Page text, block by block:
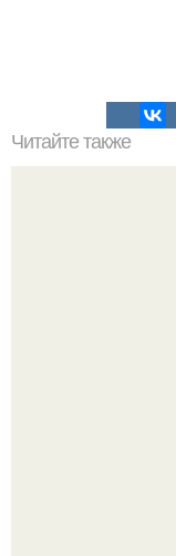
Читайте также